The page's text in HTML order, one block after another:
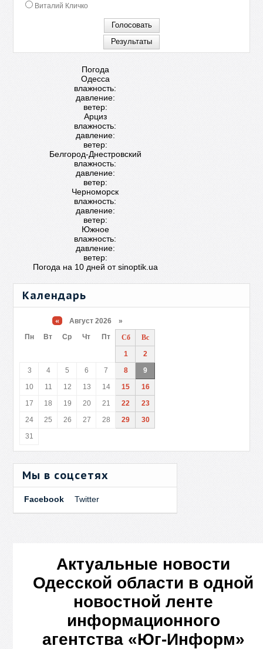
Виталий Кличко
Погода
Одесса
влажность:
давление:
ветер:
Арциз
влажность:
давление:
ветер:
Белгород-Днестровский
влажность:
давление:
ветер:
Черноморск
влажность:
давление:
ветер:
Южное
влажность:
давление:
ветер:
Погода на 10 дней отsinoptik.ua
Календарь
« Август 2026 »
Пн
Вт Ср Чт Пт Сб
Вс
1
2
3
4 5 6 7 8
9
10
11 12 13 14 15
16
17
18 19 20 21 22
23
24
25 26 27 28 29
30
31
Мы в соцсетях
Facebook Twitter
Актуальные новости
Одесской области в одной
новостной ленте
информационного
агентства «Юг-Информ»